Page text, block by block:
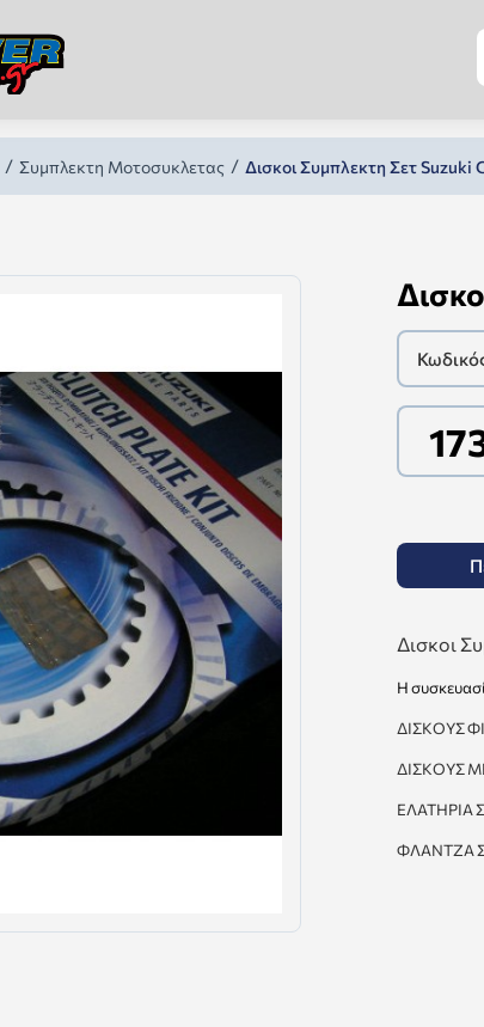
Συμπλεκτη Μοτοσυκλετας Δισκοι Συμπλεκτη Σετ Suzuki
Δισκοι
Η
ΔΙΣΚΟΥΣ
ΔΙΣΚΟΥΣ
ΕΛΑΤΗΡΙΑ
ΦΛΑΝΤΖΑ